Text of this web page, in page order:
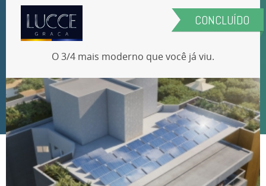
INSTITUCIONAL
EMPREENDIMENTOS
COLIGADAS
RESPONSABILIDADE
CONTATO
O 3/4 mais moderno que você já viu.
CONCLUÍDO